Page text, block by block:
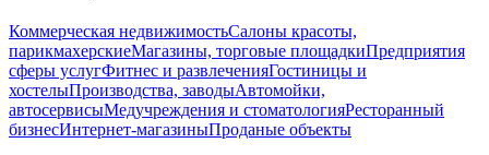
Коммерческая недвижимостьСалоны красоты,
парикмахерскиеМагазины, торговые площадкиПредприятия
сферы услугФитнес и развлеченияГостиницы и
хостелыПроизводства, заводыАвтомойки,
автосервисыМедучреждения и стоматологияРесторанный
бизнесИнтернет-магазиныПроданые объекты